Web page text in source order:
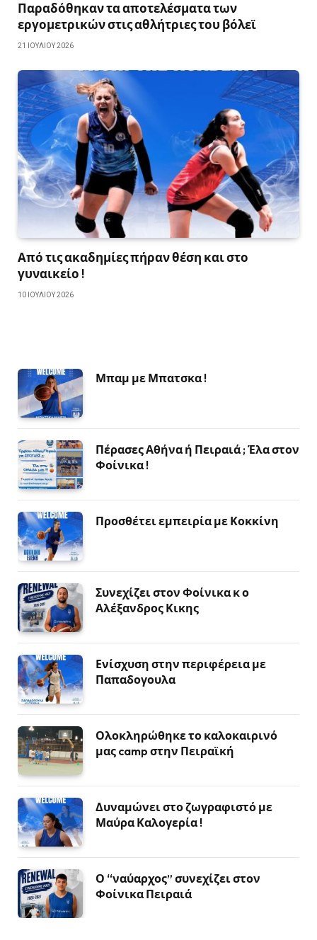
Παραδόθηκαν τα αποτελέσματα των
εργομετρικών στις αθλήτριες του βόλεϊ
21 ΙΟΥΛΊΟΥ 2026
Από τις ακαδημίες πήραν θέση και στο
γυναικείο !
10 ΙΟΥΛΊΟΥ 2026
Μπαμ με Μπατσκα !
Πέρασες Αθήνα ή Πειραιά ; Έλα στον
Φοίνικα !
Προσθέτει εμπειρία με Κοκκίνη
Συνεχίζει στον Φοίνικα κ ο
Αλέξανδρος Κικης
Ενίσχυση στην περιφέρεια με
Παπαδογουλα
Ολοκληρώθηκε το καλοκαιρινό
μας camp στην Πειραϊκή
Δυναμώνει στο ζωγραφιστό με
Μαύρα Καλογερία !
Ο “ναύαρχος” συνεχίζει στον
Φοίνικα Πειραιά